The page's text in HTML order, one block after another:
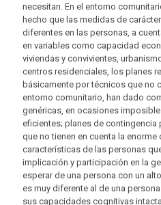
necesitan. En el entorno
hecho que las medidas de
diferentes en las personas, a
en variables como capacidad
viviendas y convivientes,
centros residenciales, los planes
básicamente por técnicos que no
entorno comunitario, han dado
genéricas, en ocasiones
eficientes; planes de
que no tienen en cuenta la
características de las personas
implicación y participación en la
esperar de una persona con un
es muy diferente al de una
sus capacidades cognitivas